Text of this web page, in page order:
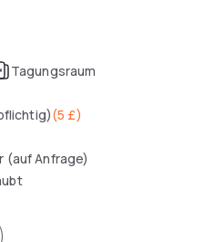
wonderful views and photo
special events.
24-hour fitness center or
restaurant, Bracken Place,
cosy bar also offers the
sofas and a large screen
Tagungsraum
(5 £)
(auf Anfrage)